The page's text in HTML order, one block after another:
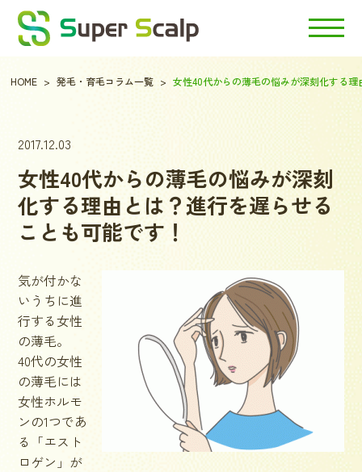
HOME 発毛・育毛コラム一覧 女性40代からの薄毛の悩みが深刻化する
2017.12.03
女性40代からの薄毛の悩みが深刻
化する理由とは？進行を遅らせる
ことも可能です！
気が付かな
いうちに進
行する女性
の薄毛。
40代の女性
の薄毛には
女性ホルモ
ンの1つであ
る「エスト
ロゲン」が